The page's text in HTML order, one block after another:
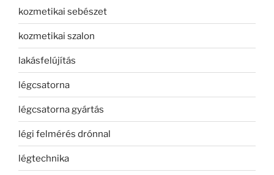
kozmetikai sebészet
kozmetikai szalon
lakásfelújítás
légcsatorna
légcsatorna gyártás
légi felmérés drónnal
légtechnika